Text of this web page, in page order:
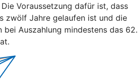
Voraussetzung dafür ist, dass
zwölf Jahre gelaufen ist und die
Auszahlung mindestens das 62.